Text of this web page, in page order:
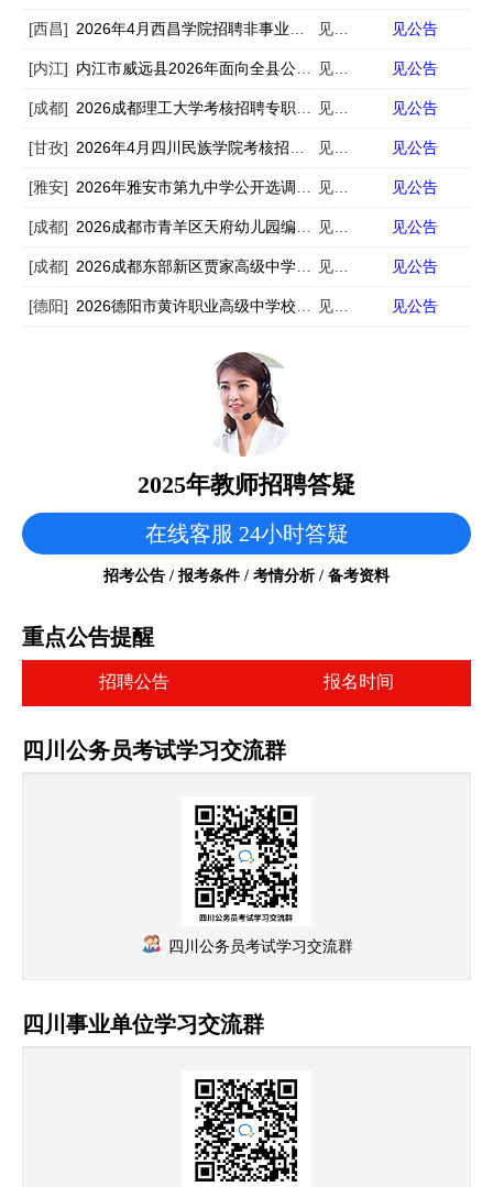
[西昌] 2026年4月西昌学院招聘非事业编制工作人员18人 见公告 见公告
[内江] 内江市威远县2026年面向全县公开考调城区学校教师69名公告 见公告 见公告
[成都] 2026成都理工大学考核招聘专职思想政治理论课教师6人 见公告 见公告
[甘孜] 2026年4月四川民族学院考核招聘28名非事业编制工作人员公告 见公告 见公告
[雅安] 2026年雅安市第九中学公开选调事业人员的公告 见公告 见公告
[成都] 2026成都市青羊区天府幼儿园编外教师招聘13人 见公告 见公告
[成都] 2026成都东部新区贾家高级中学（第二次）高中英语教师招聘1人 见公告 见公告
[德阳] 2026德阳市黄许职业高级中学校（旌阳综合高中）教师招聘3人 见公告 见公告
2025年教师招聘答疑
在线客服 24小时答疑
招考公告 / 报考条件 / 考情分析 / 备考资料
重点公告提醒
招聘公告 报名时间
四川公务员考试学习交流群
四川公务员考试学习交流群
四川事业单位学习交流群